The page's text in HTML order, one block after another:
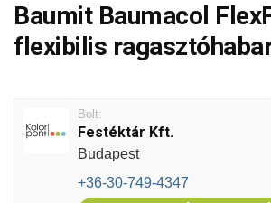
Baumit Baumacol
flexibilis
Bolt:
Festéktár Kft.
Budapest
+36-30-749-4347